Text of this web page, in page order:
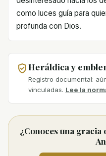
como luces guía para
profunda con Dios.
Heráldica y
Registro documental:
vinculadas. Lee la
¿Conoces una